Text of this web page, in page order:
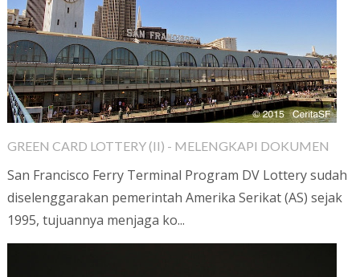
GREEN CARD LOTTERY (II) - MELENGKAPI DOKUMEN
San Francisco Ferry Terminal Program DV Lottery sudah
diselenggarakan pemerintah Amerika Serikat (AS) sejak
1995, tujuannya menjaga ko...